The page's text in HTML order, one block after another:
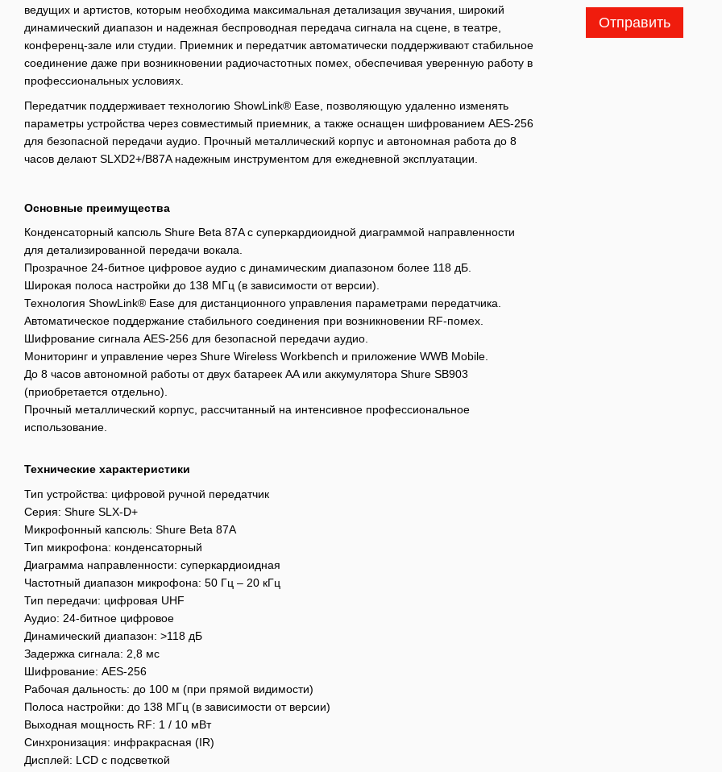
ведущих и артистов, которым необходима максимальная детализация звучания, широкий
динамический диапазон и надежная беспроводная передача сигнала на сцене, в театре,
конференц-зале или студии. Приемник и передатчик автоматически поддерживают стабильное
соединение даже при возникновении радиочастотных помех, обеспечивая уверенную работу в
профессиональных условиях.
Передатчик поддерживает технологию ShowLink® Ease, позволяющую удаленно изменять
параметры устройства через совместимый приемник, а также оснащен шифрованием AES-256
для безопасной передачи аудио. Прочный металлический корпус и автономная работа до 8
часов делают SLXD2+/B87A надежным инструментом для ежедневной эксплуатации.
Основные преимущества
Конденсаторный капсюль Shure Beta 87A с суперкардиоидной диаграммой направленности
для детализированной передачи вокала.
Прозрачное 24-битное цифровое аудио с динамическим диапазоном более 118 дБ.
Широкая полоса настройки до 138 МГц (в зависимости от версии).
Технология ShowLink® Ease для дистанционного управления параметрами передатчика.
Автоматическое поддержание стабильного соединения при возникновении RF-помех.
Шифрование сигнала AES-256 для безопасной передачи аудио.
Мониторинг и управление через Shure Wireless Workbench и приложение WWB Mobile.
До 8 часов автономной работы от двух батареек AA или аккумулятора Shure SB903
(приобретается отдельно).
Прочный металлический корпус, рассчитанный на интенсивное профессиональное
использование.
Технические характеристики
Тип устройства: цифровой ручной передатчик
Серия: Shure SLX-D+
Микрофонный капсюль: Shure Beta 87A
Тип микрофона: конденсаторный
Диаграмма направленности: суперкардиоидная
Частотный диапазон микрофона: 50 Гц – 20 кГц
Тип передачи: цифровая UHF
Аудио: 24-битное цифровое
Динамический диапазон: >118 дБ
Задержка сигнала: 2,8 мс
Шифрование: AES-256
Рабочая дальность: до 100 м (при прямой видимости)
Полоса настройки: до 138 МГц (в зависимости от версии)
Выходная мощность RF: 1 / 10 мВт
Синхронизация: инфракрасная (IR)
Дисплей: LCD с подсветкой
Отправить